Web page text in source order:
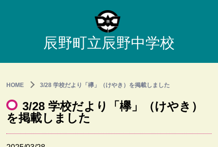
辰野町立辰野中学校
HOME 3/28 学校だより「欅」（けやき）を掲載しました
3/28 学校だより「欅」（けやき）
を掲載しました